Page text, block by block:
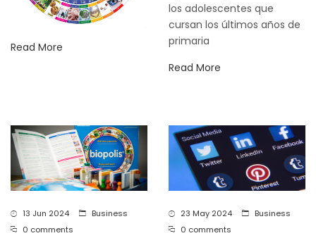
Read More
los adolescentes que
cursan los últimos años de
primaria
Read More
13 Jun 2024
Business
0 comments
23 May 2024
Business
0 comments